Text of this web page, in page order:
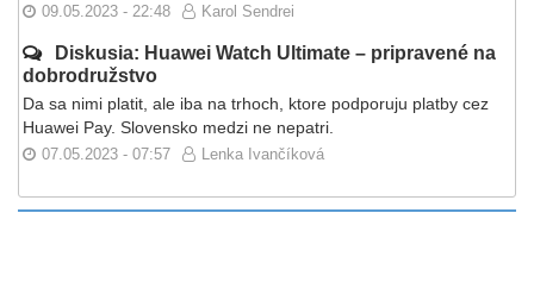
09.05.2023 - 22:48 Karol Sendrei
Diskusia: Huawei Watch Ultimate – pripravené na
dobrodružstvo
Da sa nimi platit, ale iba na trhoch, ktore podporuju platby cez
Huawei Pay. Slovensko medzi ne nepatri.
07.05.2023 - 07:57 Lenka Ivančíková